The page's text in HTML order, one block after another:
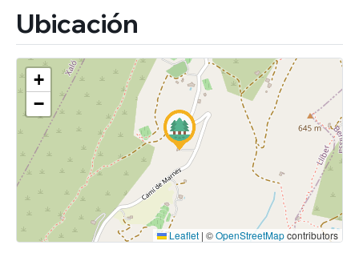
Ubicación
+
−
Leaflet | ©OpenStreetMapcontributors